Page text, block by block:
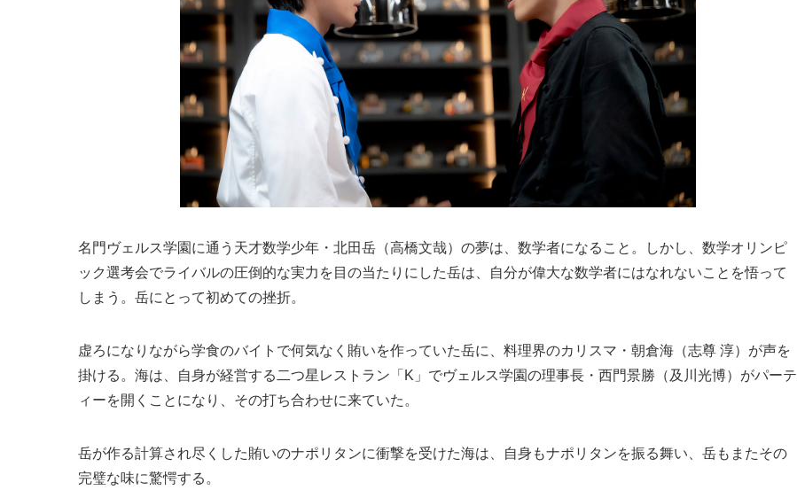
名門ヴェルス学園に通う天才数学少年・北田岳（高橋文哉）の夢は、数学者になること。しかし、数学オリンピ
ック選考会でライバルの圧倒的な実力を目の当たりにした岳は、自分が偉大な数学者にはなれないことを悟って
しまう。岳にとって初めての挫折。
虚ろになりながら学食のバイトで何気なく賄いを作っていた岳に、料理界のカリスマ・朝倉海（志尊 淳）が声を
掛ける。海は、自身が経営する二つ星レストラン「K」でヴェルス学園の理事長・西門景勝（及川光博）がパーテ
ィーを開くことになり、その打ち合わせに来ていた。
岳が作る計算され尽くした賄いのナポリタンに衝撃を受けた海は、自身もナポリタンを振る舞い、岳もまたその
完璧な味に驚愕する。